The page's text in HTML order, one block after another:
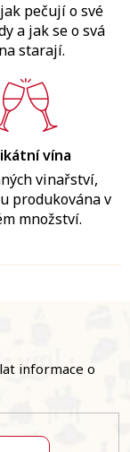
pečují o své
a jak se o svá
starají.
vína
vinařství,
produkována v
množství.
informace o